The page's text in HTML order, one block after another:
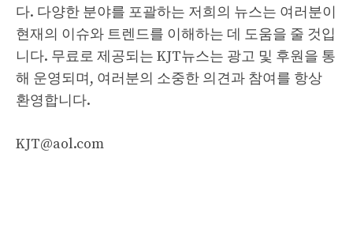
다. 다양한 분야를 포괄하는 저희의 뉴스는 여러분이
현재의 이슈와 트렌드를 이해하는 데 도움을 줄 것입
니다. 무료로 제공되는 KJT뉴스는 광고 및 후원을 통
해 운영되며, 여러분의 소중한 의견과 참여를 항상
환영합니다.
KJT@aol.com